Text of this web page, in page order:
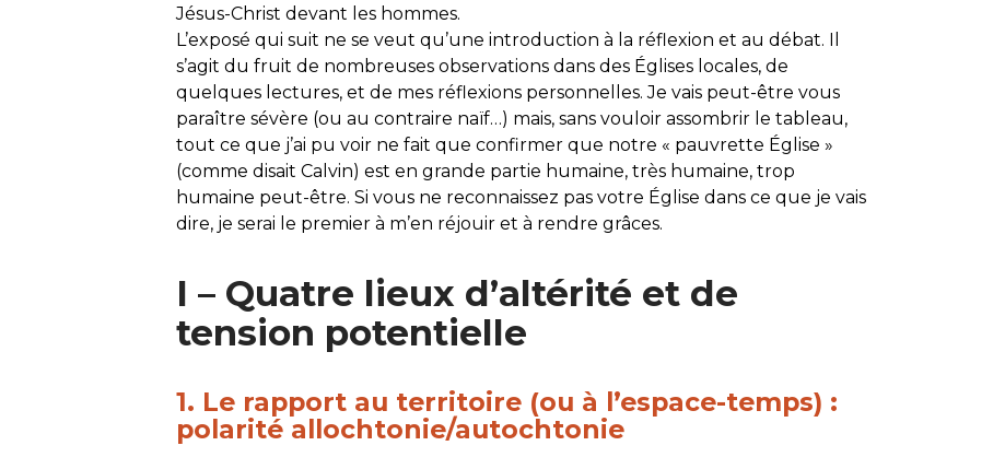
Jésus-Christ devant les hommes.
L’exposé qui suit ne se veut qu’une introduction à la réflexion et au débat. Il
s’agit du fruit de nombreuses observations dans des Églises locales, de
quelques lectures, et de mes réflexions personnelles. Je vais peut-être vous
paraître sévère (ou au contraire naïf…) mais, sans vouloir assombrir le tableau,
tout ce que j’ai pu voir ne fait que confirmer que notre « pauvrette Église »
(comme disait Calvin) est en grande partie humaine, très humaine, trop
humaine peut-être. Si vous ne reconnaissez pas votre Église dans ce que je vais
dire, je serai le premier à m’en réjouir et à rendre grâces.
I – Quatre lieux d’altérité et de
tension potentielle
1. Le rapport au territoire (ou à l’espace-temps) :
polarité allochtonie/autochtonie